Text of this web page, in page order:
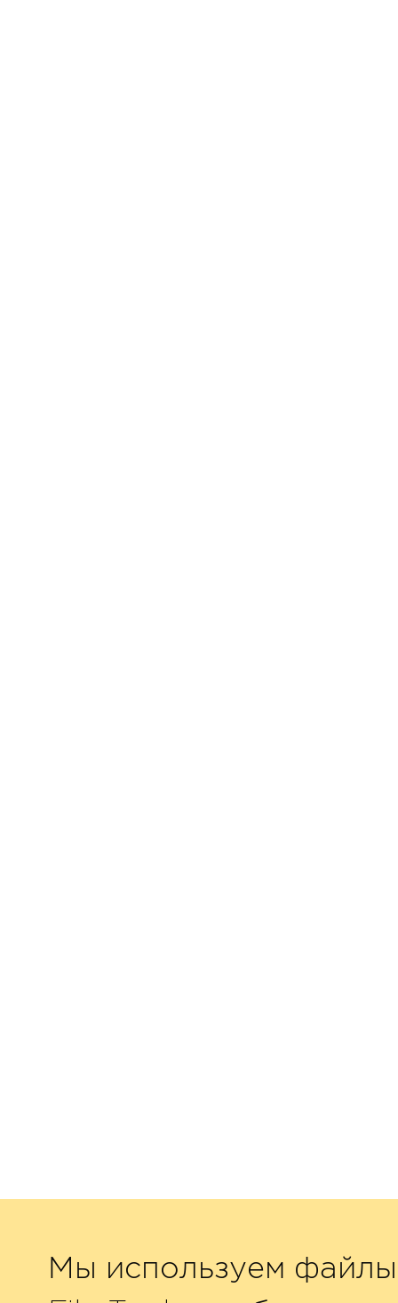
Мы используем файлы